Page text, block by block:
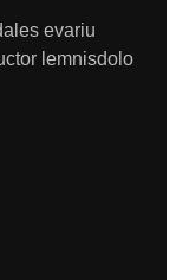
evariu
lemnisdolo